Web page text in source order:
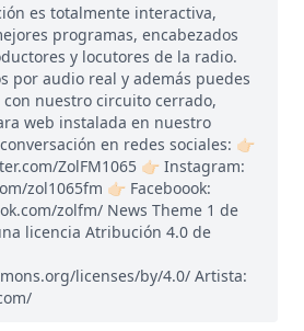
es totalmente interactiva,
programas, encabezados
y locutores de la radio.
por audio real y además puedes
nuestro circuito cerrado,
web instalada en nuestro
en redes sociales: 👉🏻
ZolFM1065 👉🏻 Instagram:
zol1065fm 👉🏻 Faceboook:
zolfm/ News Theme 1 de
licencia Atribución 4.0 de
licenses/by/4.0/ Artista: